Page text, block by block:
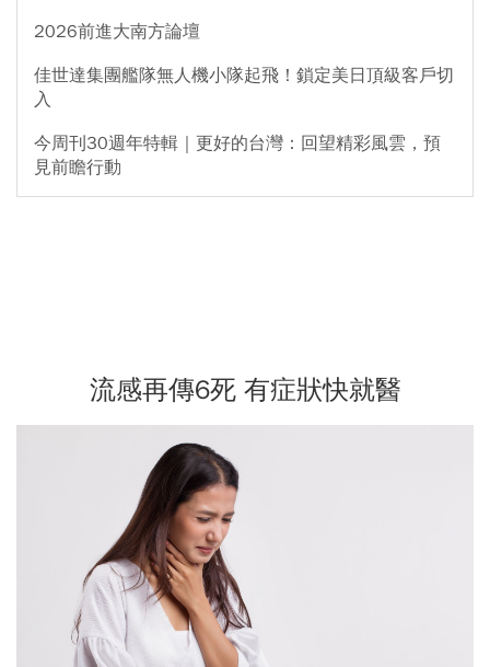
2026前進大南方論壇
佳世達集團艦隊無人機小隊起飛！鎖定美日頂級客戶切
入
今周刊30週年特輯｜更好的台灣：回望精彩風雲，預
見前瞻行動
流感再傳6死 有症狀快就醫